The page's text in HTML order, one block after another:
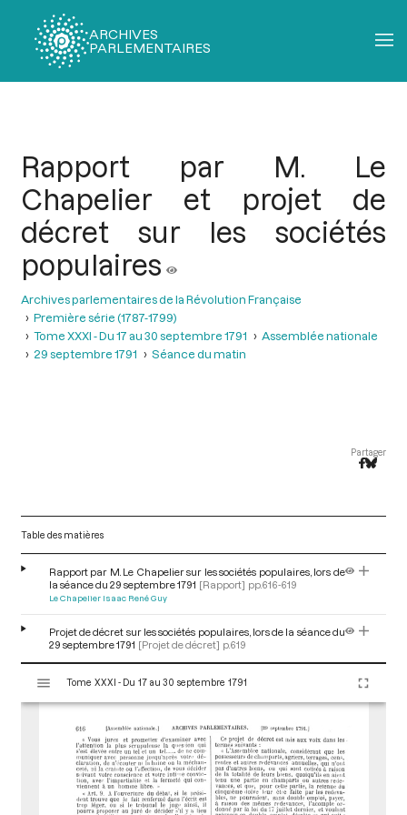
ARCHIVES
PARLEMENTAIRES
Rapport par M. Le
Chapelier et projet de
décret sur les sociétés
populaires
Archives parlementaires de la Révolution Française
Première série (1787-1799)
Tome XXXI - Du 17 au 30 septembre 1791
Assemblée nationale
29 septembre 1791
Séance du matin
Partager
Table des matières
Rapport par M. Le Chapelier sur les sociétés populaires, lors de
la séance du 29 septembre 1791 [Rapport] pp.616-619
Le Chapelier Isaac René Guy
Projet de décret sur les sociétés populaires, lors de la séance du
29 septembre 1791 [Projet de décret] p.619
s
Tome XXXI - Du 17 au 30 septembre 1791